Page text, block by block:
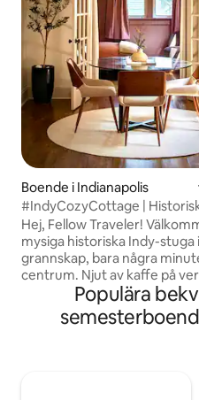
Boende i Indianapolis
#IndyCozyCottage |
centrum
Hej, Fellow Traveler! Välkommen till vår
mysiga historiska Indy-
grannskap, bara några
centrum. Njut av kaffe på
inhägnad gård för husdjur
tillgång till Mass Ave,
Lucas Oil Stadium.
Populära